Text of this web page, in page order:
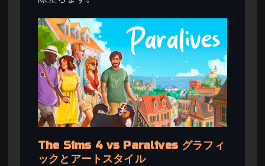
The Sims 4 vs Paralives グラフィ
ックとアートスタイル